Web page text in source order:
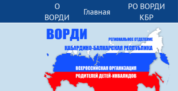
О
ВОРДИ
Главная
РО ВОРДИ
КБР